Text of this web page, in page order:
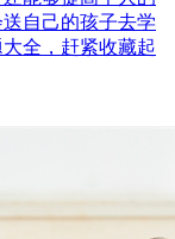
自己的孩子去学
全，赶紧收藏起